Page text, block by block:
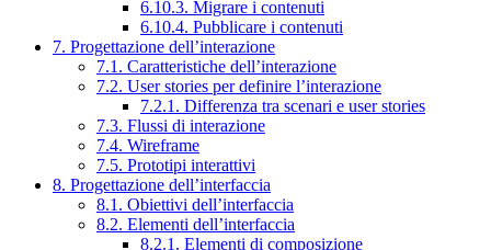
6.10.3. Migrare i contenuti
6.10.4. Pubblicare i contenuti
7. Progettazione dell’interazione
7.1. Caratteristiche dell’interazione
7.2. User stories per definire l’interazione
7.2.1. Differenza tra scenari e user stories
7.3. Flussi di interazione
7.4. Wireframe
7.5. Prototipi interattivi
8. Progettazione dell’interfaccia
8.1. Obiettivi dell’interfaccia
8.2. Elementi dell’interfaccia
8.2.1. Elementi di composizione